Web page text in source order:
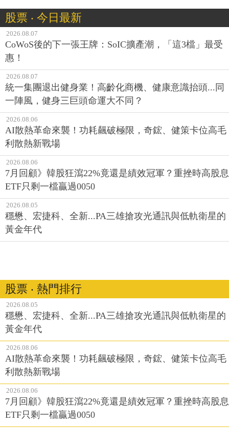
股票 ‧ 今日最新
2026.08.07
CoWoS後的下一張王牌：SoIC擴產潮，「這3檔」最受
惠！
2026.08.07
統一集團退出健身業！高齡化商機、健康意識抬頭...同
一陣風，健身三巨頭命運大不同？
2026.08.06
AI散熱革命來襲！功耗飆破極限，奇鋐、健策卡位高毛
利散熱新戰場
2026.08.06
7月回顧》韓股狂瀉22%竟還是績效冠軍？重挫時高股息
ETF只剩一檔贏過0050
2026.08.05
穩懋、宏捷科、全新...PA三雄搶攻光通訊與低軌衛星的
黃金年代
股票 ‧ 熱門排行
2026.08.05
穩懋、宏捷科、全新...PA三雄搶攻光通訊與低軌衛星的
黃金年代
2026.08.06
AI散熱革命來襲！功耗飆破極限，奇鋐、健策卡位高毛
利散熱新戰場
2026.08.06
7月回顧》韓股狂瀉22%竟還是績效冠軍？重挫時高股息
ETF只剩一檔贏過0050